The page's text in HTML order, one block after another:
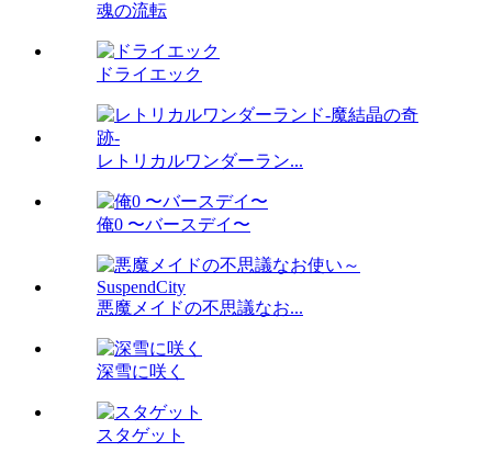
魂の流転
ドライエック
レトリカルワンダーラン...
俺0 〜バースデイ〜
悪魔メイドの不思議なお...
深雪に咲く
スタゲット